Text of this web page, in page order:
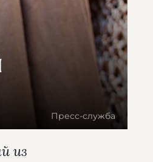
Пресс-служба
из